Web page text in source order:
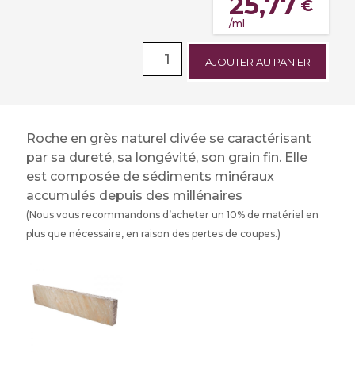
€
/ml
AJOUTER AU PANIER
Roche en grès naturel clivée se caractérisant
par sa dureté, sa longévité, son grain fin. Elle
est composée de sédiments minéraux
accumulés depuis des millénaires
(Nous vous recommandons d’acheter un 10% de matériel en
plus que nécessaire, en raison des pertes de coupes.)